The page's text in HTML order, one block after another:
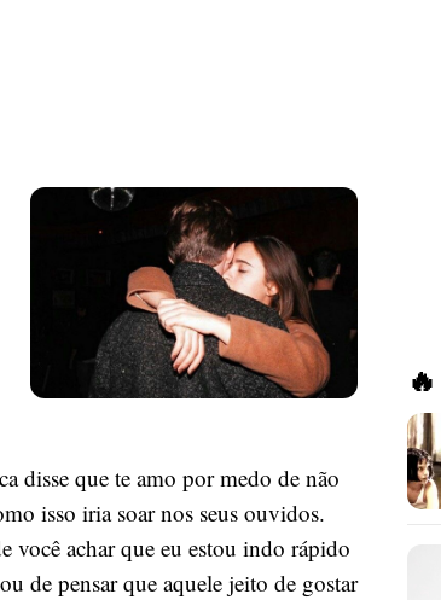
disse que te amo por medo de não
isso iria soar nos seus ouvidos.
você achar que eu estou indo rápido
de pensar que aquele jeito de gostar